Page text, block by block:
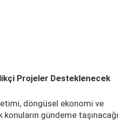
Projeler Desteklenecek
döngüsel ekonomi ve
gündeme taşınacağı